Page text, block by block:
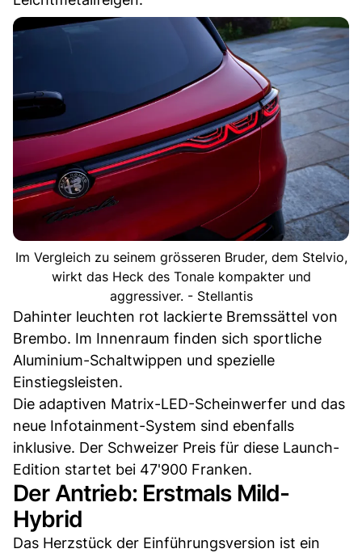
Im Vergleich zu seinem grösseren Bruder, dem Stelvio,
wirkt das Heck des Tonale kompakter und
aggressiver. - Stellantis
Dahinter leuchten rot lackierte Bremssättel von
Brembo. Im Innenraum finden sich sportliche
Aluminium-Schaltwippen und spezielle
Einstiegsleisten.
Die adaptiven Matrix-LED-Scheinwerfer und das
neue Infotainment-System sind ebenfalls
inklusive. Der Schweizer Preis für diese Launch-
Edition startet bei 47'900 Franken.
Der Antrieb: Erstmals Mild-
Hybrid
Das Herzstück der Einführungsversion ist ein